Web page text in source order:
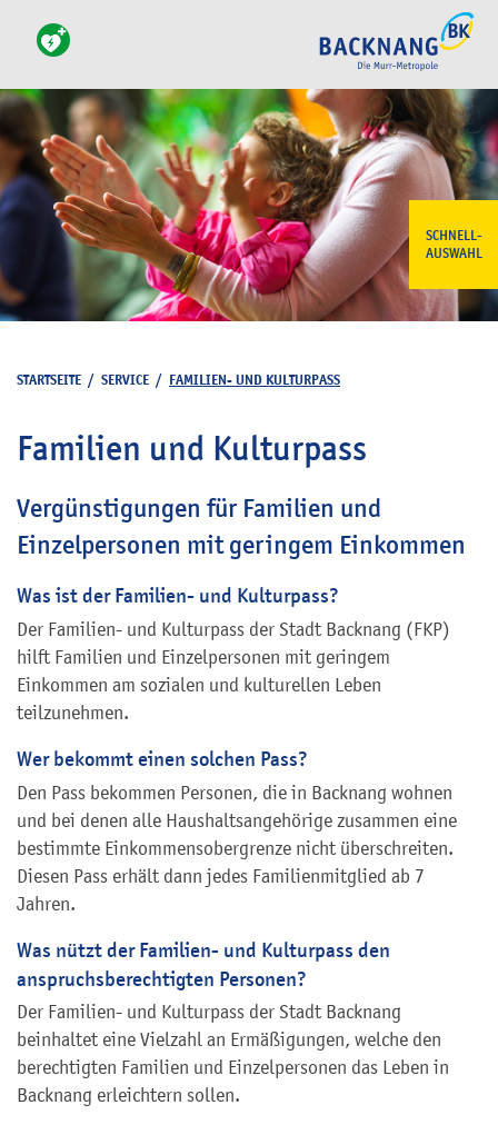
SCHNELL-
AUSWAHL
STARTSEITE / SERVICE / FAMILIEN- UND KULTURPASS
Familien und Kulturpass
Vergünstigungen für Familien und
Einzelpersonen mit geringem Einkommen
Was ist der Familien- und Kulturpass?
Der Familien- und Kulturpass der Stadt Backnang (FKP)
hilft Familien und Einzelpersonen mit geringem
Einkommen am sozialen und kulturellen Leben
teilzunehmen.
Wer bekommt einen solchen Pass?
Den Pass bekommen Personen, die in Backnang wohnen
und bei denen alle Haushaltsangehörige zusammen eine
bestimmte Einkommensobergrenze nicht überschreiten.
Diesen Pass erhält dann jedes Familienmitglied ab 7
Jahren.
Was nützt der Familien- und Kulturpass den
anspruchsberechtigten Personen?
Der Familien- und Kulturpass der Stadt Backnang
beinhaltet eine Vielzahl an Ermäßigungen, welche den
berechtigten Familien und Einzelpersonen das Leben in
Backnang erleichtern sollen.